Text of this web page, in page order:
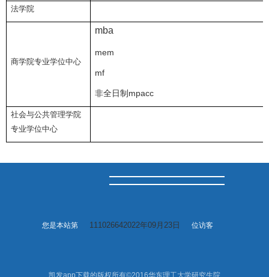
法学院
商学院专业学位中心
mba
mem
mf
非全日制mpacc
社会与公共管理学院
专业学位中心
您是本站第 111026642022年09月23日 位访客
凯发app下载的版权所有©2016华东理工大学研究生院